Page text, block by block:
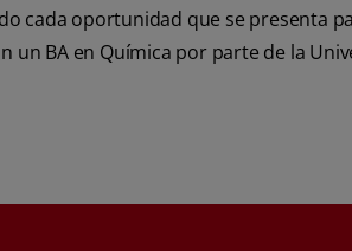
cada oportunidad que se presenta
un BA en Química por parte de la